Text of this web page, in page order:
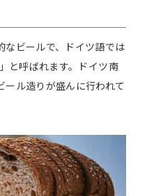
なビールで、ドイツ語では
と呼ばれます。ドイツ南
ル造りが盛んに行われて